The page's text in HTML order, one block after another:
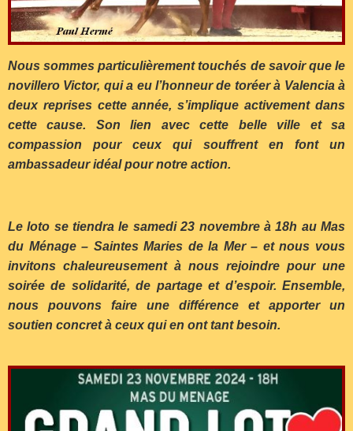
Nous sommes particulièrement touchés de savoir que le
novillero Victor, qui a eu l’honneur de toréer à Valencia à
deux reprises cette année, s’implique activement dans
cette cause. Son lien avec cette belle ville et sa
compassion pour ceux qui souffrent en font un
ambassadeur idéal pour notre action.
Le loto se tiendra le samedi 23 novembre à 18h au Mas
du Ménage – Saintes Maries de la Mer – et nous vous
invitons chaleureusement à nous rejoindre pour une
soirée de solidarité, de partage et d’espoir. Ensemble,
nous pouvons faire une différence et apporter un
soutien concret à ceux qui en ont tant besoin.